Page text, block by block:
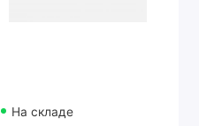
На складе